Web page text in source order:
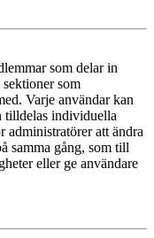
som delar in
som
Varje användar kan
tilldelas individuella
administratörer att ändra
samma gång, som till
eller ge användare